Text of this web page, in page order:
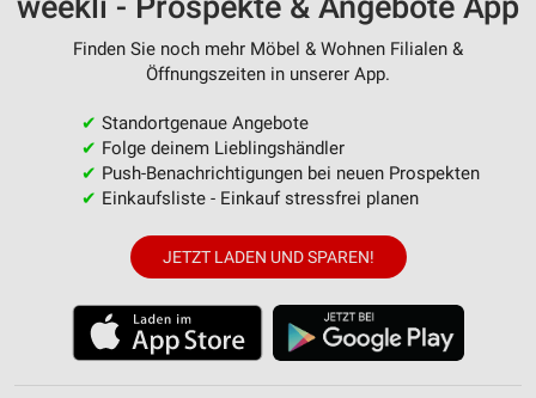
Finden Sie noch mehr Möbel & Wohnen Filialen &
Öffnungszeiten in unserer App.
✔ Standortgenaue Angebote
✔ Folge deinem Lieblingshändler
✔ Push-Benachrichtigungen bei neuen Prospekten
✔ Einkaufsliste - Einkauf stressfrei planen
JETZT LADEN UND SPAREN!